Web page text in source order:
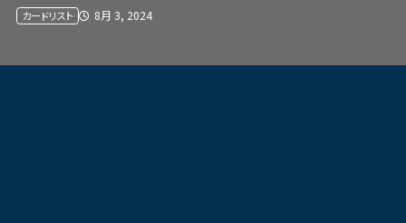
8月 3, 2024
カードリスト